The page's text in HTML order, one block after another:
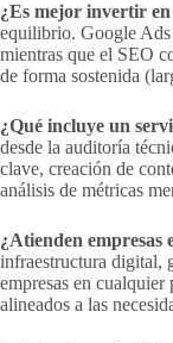
¿Es mejor invertir en
equilibrio. Google
mientras que el SEO
de forma sostenida
¿Qué incluye un
desde la auditoría
clave, creación de
análisis de métricas
¿Atienden empresas
infraestructura digital,
empresas en
alineados a las